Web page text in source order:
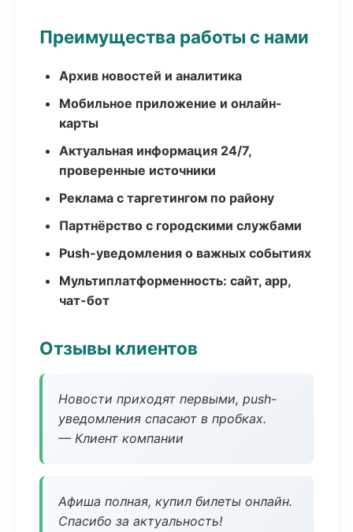
Преимущества работы с нами
Архив новостей и аналитика
Мобильное приложение и онлайн-
карты
Актуальная информация 24/7,
проверенные источники
Реклама с таргетингом по району
Партнёрство с городскими службами
Push-уведомления о важных событиях
Мультиплатформенность: сайт, app,
чат-бот
Отзывы клиентов
Новости приходят первыми, push-
уведомления спасают в пробках.
— Клиент компании
Афиша полная, купил билеты онлайн.
Спасибо за актуальность!